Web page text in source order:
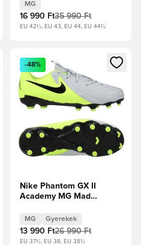
MG
16 990 Ft35 990 Ft
EU 42½, EU 43, EU 44, EU 44½
vagy a tagként
Megnyit egy modált a
-48%
Nike Phantom GX II
Academy MG Mad
ezüst/Fekete/Volt Gyerek
MG Gyerekek
13 990 Ft26 990 Ft
EU 37½, EU 38, EU 38½